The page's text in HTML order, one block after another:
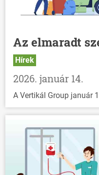
Az elmaradt
Hírek
2026. január 14.
A Vertikál Group január